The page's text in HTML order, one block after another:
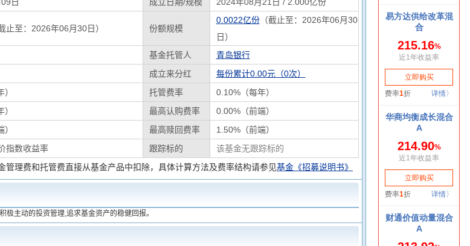
止至：2026年06月30日） 份额规模
0.0022亿份（截止至：2026年06月30
日）
基金托管人
青岛银行
成立来分红
每份累计0.00元（0次）
托管费率
0.10%（每年）
最高认购费率
0.00%（前端）
最高赎回费率
1.50%（前端）
指数收益率 跟踪标的
该基金无跟踪标的
管理费和托管费直接从基金产品中扣除，具体计算方法及费率结构请参见基金《招募说明书》
极主动的投资管理,追求基金资产的稳健回报。